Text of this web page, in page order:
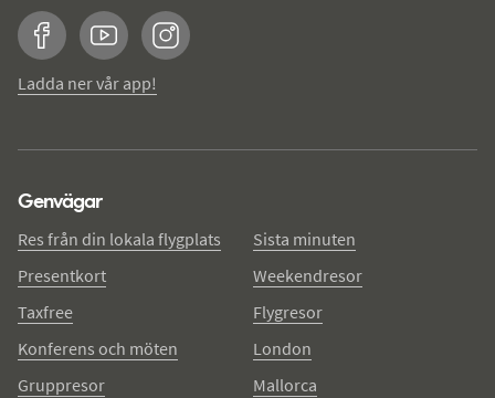
FacebookYouTubeInstagram
Ladda ner vår app!
Genvägar
Res från din lokala flygplats
Presentkort
Taxfree
Konferens och möten
Gruppresor
Sista minuten
Weekendresor
Flygresor
London
Mallorca